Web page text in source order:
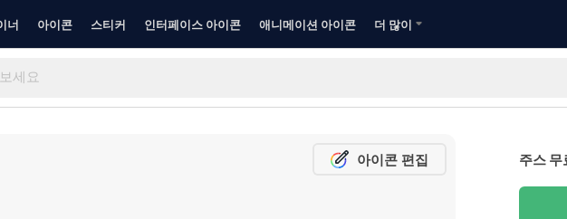
너 아이콘 스티커 인터페이스 아이콘 애니메이션 아이콘 더 많이
아이콘 편집 주스 무